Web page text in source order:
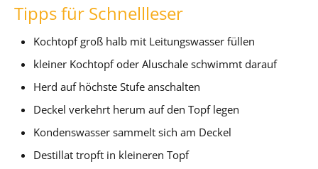
Tipps für Schnellleser
Kochtopf groß halb mit Leitungswasser füllen
kleiner Kochtopf oder Aluschale schwimmt darauf
Herd auf höchste Stufe anschalten
Deckel verkehrt herum auf den Topf legen
Kondenswasser sammelt sich am Deckel
Destillat tropft in kleineren Topf